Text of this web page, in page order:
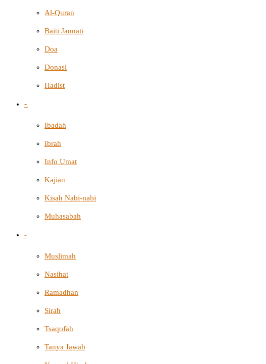
Al-Quran
Baiti Jannati
Doa
Donasi
Hadist
-
Ibadah
Ibrah
Info Umat
Kajian
Kisah Nabi-nabi
Muhasabah
-
Muslimah
Nasihat
Ramadhan
Sirah
Tsaqofah
Tanya Jawab